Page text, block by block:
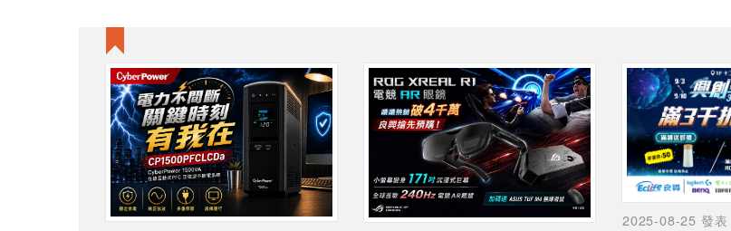
2025-08-25 發表